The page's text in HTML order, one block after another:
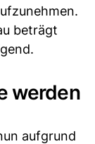
beträgt
werden
aufgrund